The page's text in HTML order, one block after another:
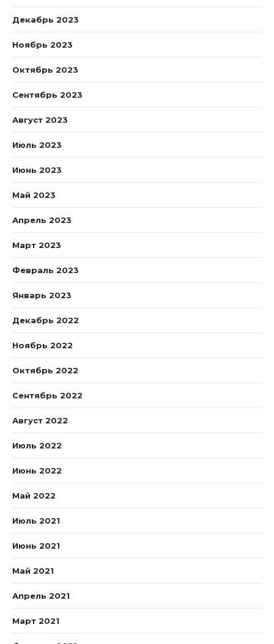
Декабрь 2023
Ноябрь 2023
Октябрь 2023
Сентябрь 2023
Август 2023
Июль 2023
Июнь 2023
Май 2023
Апрель 2023
Март 2023
Февраль 2023
Январь 2023
Декабрь 2022
Ноябрь 2022
Октябрь 2022
Сентябрь 2022
Август 2022
Июль 2022
Июнь 2022
Май 2022
Июль 2021
Июнь 2021
Май 2021
Апрель 2021
Март 2021